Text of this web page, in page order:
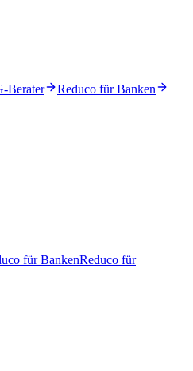
Berater
Reduco für Banken
für BankenReduco für